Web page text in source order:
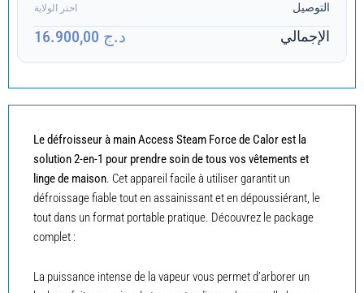
التوصيل اختر الولاية
الإجمالي د.ج 16.900,00
Le défroisseur à main Access Steam Force de Calor est la
solution 2-en-1 pour prendre soin de tous vos vêtements et
linge de maison. Cet appareil facile à utiliser garantit un
défroissage fiable tout en assainissant et en dépoussiérant, le
tout dans un format portable pratique. Découvrez le package
complet :
La puissance intense de la vapeur vous permet d’arborer un